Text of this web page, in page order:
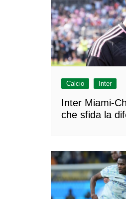
Calcio Inter
Inter Miami-
che sfida la